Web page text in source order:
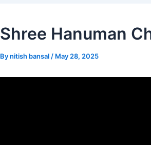
Shree Hanuman
Bynitish bansal / May 28, 2025